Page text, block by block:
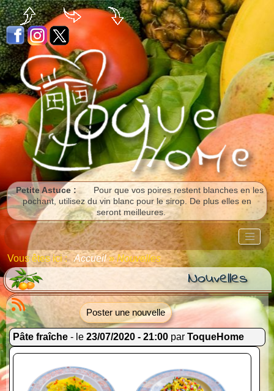
Petite Astuce :
Pour que vos poires restent blanches en les
pochant, utilisez du vin blanc pour le sirop. De plus elles en
seront meilleures.
Vous êtes ici :Accueil»Nouvelles
Nouvelles
Poster une nouvelle
Pâte fraîche - le 23/07/2020 - 21:00par ToqueHome
Panneau de gestion des cookies